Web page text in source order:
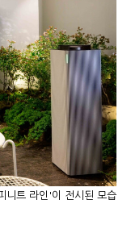
니트 라인'이 전시된 모습